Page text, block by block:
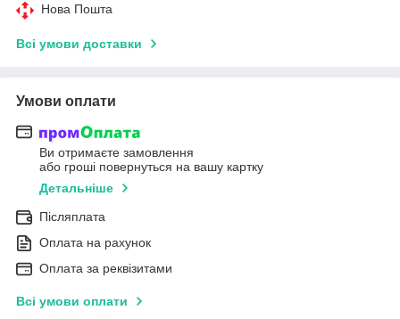
Нова Пошта
Всі умови доставки
Умови оплати
Ви отримаєте замовлення
або гроші повернуться на вашу картку
Детальніше
Післяплата
Оплата на рахунок
Оплата за реквізитами
Всі умови оплати